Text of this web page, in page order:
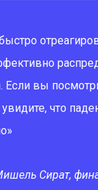
Если вы
увидите, что
Сират,